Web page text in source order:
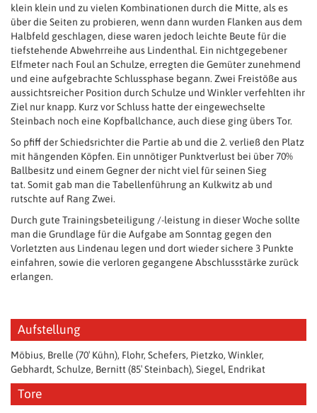
klein klein und zu vielen Kombinationen durch die Mitte, als es
über die Seiten zu probieren, wenn dann wurden Flanken aus dem
Halbfeld geschlagen, diese waren jedoch leichte Beute für die
tiefstehende Abwehrreihe aus Lindenthal. Ein nichtgegebener
Elfmeter nach Foul an Schulze, erregten die Gemüter zunehmend
und eine aufgebrachte Schlussphase begann. Zwei Freistöße aus
aussichtsreicher Position durch Schulze und Winkler verfehlten ihr
Ziel nur knapp. Kurz vor Schluss hatte der eingewechselte
Steinbach noch eine Kopfballchance, auch diese ging übers Tor.
So pfiff der Schiedsrichter die Partie ab und die 2. verließ den Platz
mit hängenden Köpfen. Ein unnötiger Punktverlust bei über 70%
Ballbesitz und einem Gegner der nicht viel für seinen Sieg
tat. Somit gab man die Tabellenführung an Kulkwitz ab und
rutschte auf Rang Zwei.
Durch gute Trainingsbeteiligung /-leistung in dieser Woche sollte
man die Grundlage für die Aufgabe am Sonntag gegen den
Vorletzten aus Lindenau legen und dort wieder sichere 3 Punkte
einfahren, sowie die verloren gegangene Abschlussstärke zurück
erlangen.
Aufstellung
Möbius, Brelle (70′ Kühn), Flohr, Schefers, Pietzko, Winkler,
Gebhardt, Schulze, Bernitt (85′ Steinbach), Siegel, Endrikat
Tore